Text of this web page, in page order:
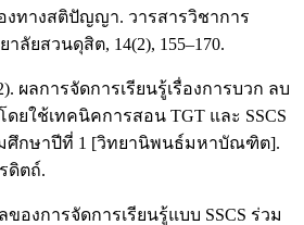
ทางสติปัญญา. วารสารวิชาการ
ยสวนดุสิต, 14(2), 155–170.
ผลการจัดการเรียนรู้เรื่องการบวก ลบ
ยใช้เทคนิคการสอน TGT และ SSCS
ศึกษาปีที่ 1 [วิทยานิพนธ์มหาบัณฑิต].
ดิตถ์.
ของการจัดการเรียนรู้แบบ SSCS ร่วม